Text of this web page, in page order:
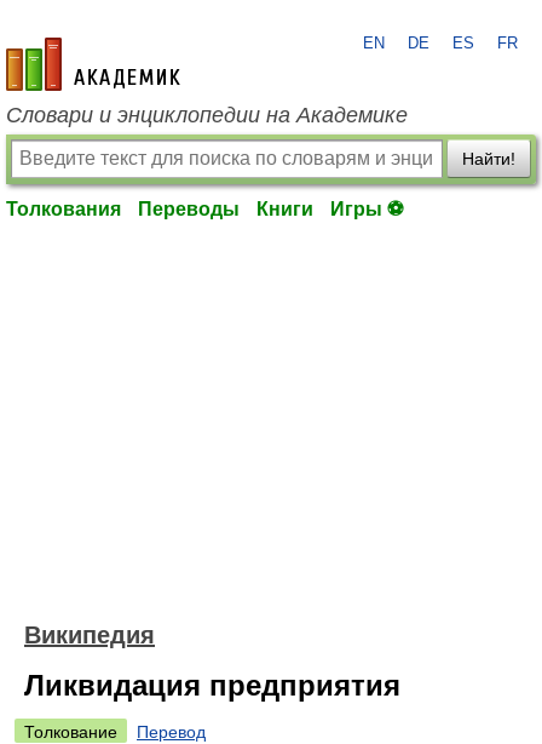
academic.ru
EN DE ES FR
Словари и энциклопедии на Академике
Найти!
Толкования Переводы Книги Игры ⚽
Википедия
Ликвидация предприятия
Толкование
Перевод